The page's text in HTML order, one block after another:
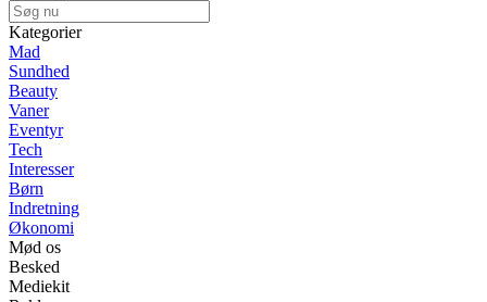
Kategorier
Mad
Sundhed
Beauty
Vaner
Eventyr
Tech
Interesser
Børn
Indretning
Økonomi
Mød os
Besked
Mediekit